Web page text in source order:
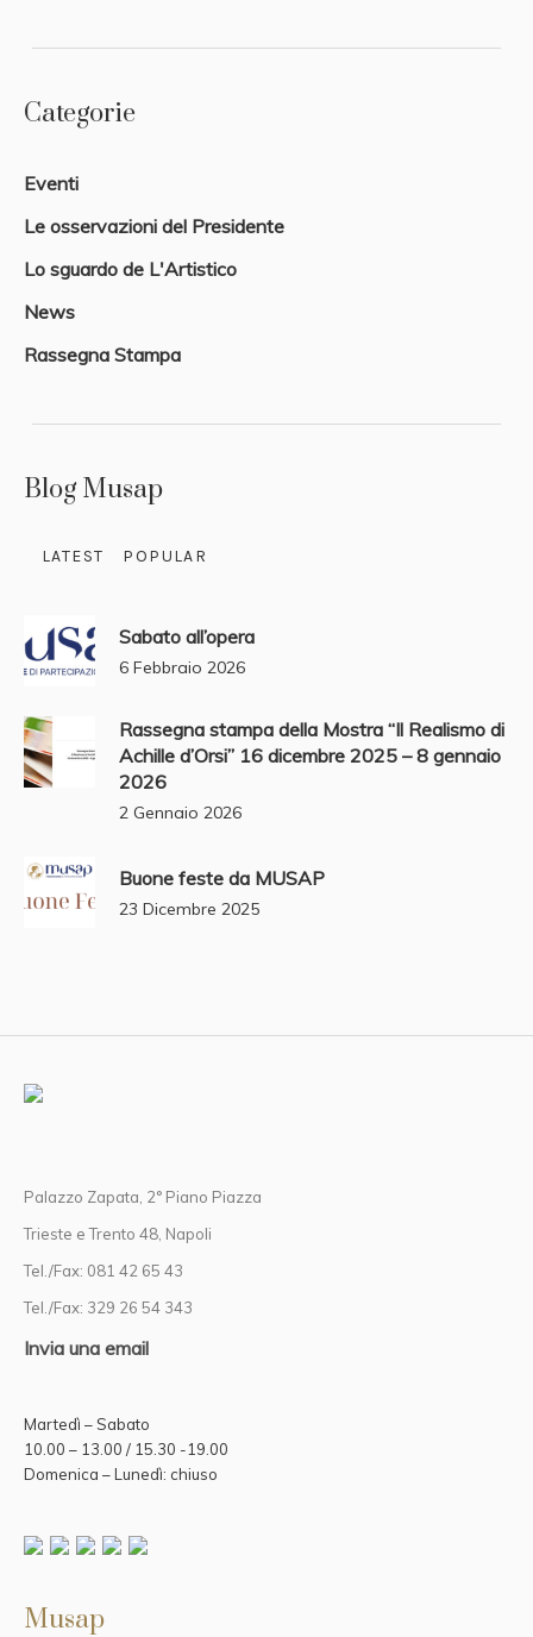
Categorie
Eventi
Le osservazioni del Presidente
Lo sguardo de L'Artistico
News
Rassegna Stampa
Blog Musap
LATEST POPULAR
Sabato all’opera
6 Febbraio 2026
Rassegna stampa della Mostra “Il Realismo di
Achille d’Orsi” 16 dicembre 2025 – 8 gennaio
2026
2 Gennaio 2026
Buone feste da MUSAP
23 Dicembre 2025
Palazzo Zapata, 2° Piano Piazza
Trieste e Trento 48, Napoli
Tel./Fax: 081 42 65 43
Tel./Fax: 329 26 54 343
Invia una email
Martedì – Sabato
10.00 – 13.00 / 15.30 -19.00
Domenica – Lunedì: chiuso
Musap